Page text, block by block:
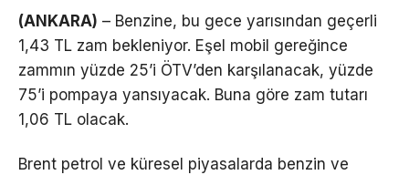
(ANKARA) – Benzine, bu gece yarısından geçerli
1,43 TL zam bekleniyor. Eşel mobil gereğince
zammın yüzde 25’i ÖTV’den karşılanacak, yüzde
75’i pompaya yansıyacak. Buna göre zam tutarı
1,06 TL olacak.
Brent petrol ve küresel piyasalarda benzin ve